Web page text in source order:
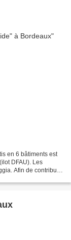
en 6 bâtiments est
DFAU). Les
Afin de contribuer